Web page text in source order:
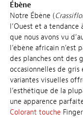
Ébène
Notre Ébène (
l’Ouest et a
que nous avons vu
l’ébène africain n’est
des planches ont des
occasionnelles de gris
variantes visuelles
l’esthétique de la
une apparence
Colorant touche